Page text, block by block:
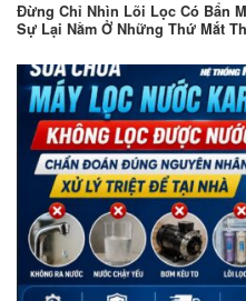
Đừng Chỉ Nhìn Lõi Lọc Có Bẩn
Sự Lại Nằm Ở Những Thứ Mắt